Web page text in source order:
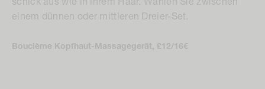
einem dünnen oder mittleren Dreier-Set.